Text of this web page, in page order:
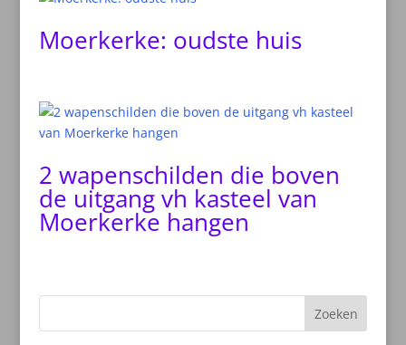
Moerkerke: oudste huis
2 wapenschilden die boven
de uitgang vh kasteel van
Moerkerke hangen
Zoeken